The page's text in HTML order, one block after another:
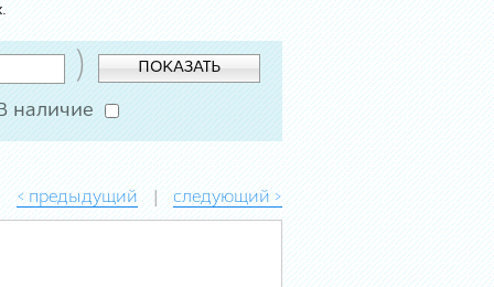
) ПОКАЗАТЬ
наличие
< предыдущий | следующий >